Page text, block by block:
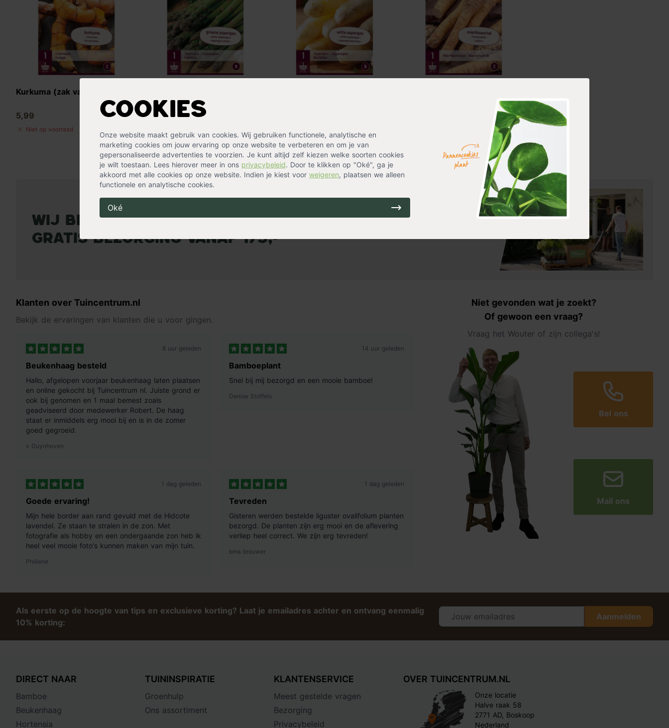
Cookies
Onze website maakt gebruik van cookies. Wij gebruiken functionele, analytische en
marketing cookies om jouw ervaring op onze website te verbeteren en om je van
gepersonaliseerde advertenties te voorzien. Je kunt altijd zelf kiezen welke soorten cookies
je wilt toestaan. Lees hierover meer in ons privacybeleid. Door te klikken op "Oké", ga je
akkoord met alle cookies op onze website. Indien je kiest voor weigeren, plaatsen we alleen
functionele en analytische cookies.
Oké
Kurkuma (zak van 1 stuk)
5,99
Niet op voorraad
stuk)
5,99
1
Wij bezorgen op de gekozen dag.
Gratis bezorging vanaf 175,-
Klanten over Tuincentrum.nl
Bekijk de ervaringen van klanten die u voor gingen.
8 uur geleden
Beukenhaag besteld
Hallo, afgelopen voorjaar beukenhaag laten plaatsen
en online gekocht bij Tuincentrum nl. Juiste grond er
ook bij genomen en 1 maal bemest zoals
geadviseerd door medewerker Robert. De haag
staat er inmiddels erg mooi bij en is in de zomer
goed gegroeid.
v Duynhoven
14 uur geleden
Bamboeplant
Snel bij mij bezorgd en een mooie bamboe!
Denise Stoffels
1 dag geleden
Goede ervaring!
Mijn hele border aan rand gevuld met de Hidcote
lavendel. Ze staan te stralen in de zon. Met
fotografie als hobby en een ondergaande zon heb ik
heel veel mooie foto's kunnen maken van mijn tuin.
Philiene
1 dag geleden
Tevreden
Gisteren werden bestelde liguster ovalifolium planten
bezorgd. De planten zijn erg mooi en de aflevering
verliep heel correct. We zijn erg tevreden!
bma brouwer
Niet gevonden wat je zoekt?
Of gewoon een vraag?
Vraag het Wouter of zijn collega's!
Bel ons
Mail ons
Als eerste op de hoogte van tips en exclusieve korting? Laat je emailadres achter en ontvang eenmalig
10% korting:
Aanmelden
DIRECT NAAR
Bamboe
Beukenhaag
Hortensia
TUININSPIRATIE
Groenhulp
Ons assortiment
KLANTENSERVICE
Meest gestelde vragen
Bezorging
Privacybeleid
OVER TUINCENTRUM.NL
Onze locatie
Halve raak 58
2771 AD, Boskoop
Nederland